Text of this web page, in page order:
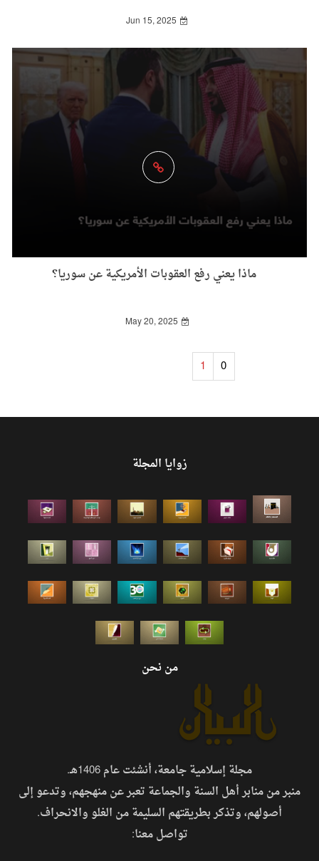
Jun 15, 2025
ماذا يعني رفع العقوبات الأمريكية عن سوريا؟
May 20, 2025
0
1
زوايا المجلة
من نحن
مجلة إسلامية جامعة، أنشئت عام 1406هـ.
منبر من منابر أهل السنة والجماعة تعبر عن منهجهم، وتدعو إلى
أصولهم، وتذكر بطريقتهم السليمة من الغلو والانحراف.
تواصل معنا: